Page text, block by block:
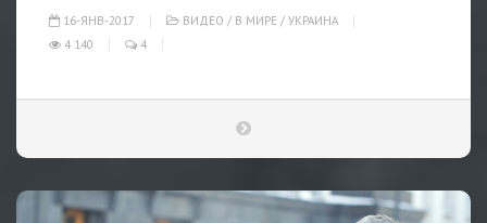
16-ЯНВ-2017 ВИДЕО / В МИРЕ / УКРАИНА
4 140
4